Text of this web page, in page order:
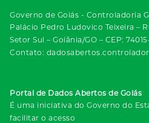
Governo de Goiás - Controladoria
Palácio Pedro Ludovico Teixeira –
Setor Sul – Goiânia/GO – CEP:
Contato:
Portal de Dados Abertos de Goiás
É uma iniciativa do Governo do
facilitar o acesso